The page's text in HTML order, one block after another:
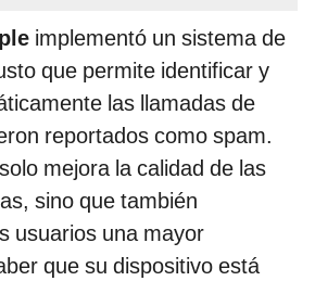
implementó un sistema de
que permite identificar y
las llamadas de
reportados como spam.
mejora la calidad de las
sino que también
usuarios una mayor
que su dispositivo está